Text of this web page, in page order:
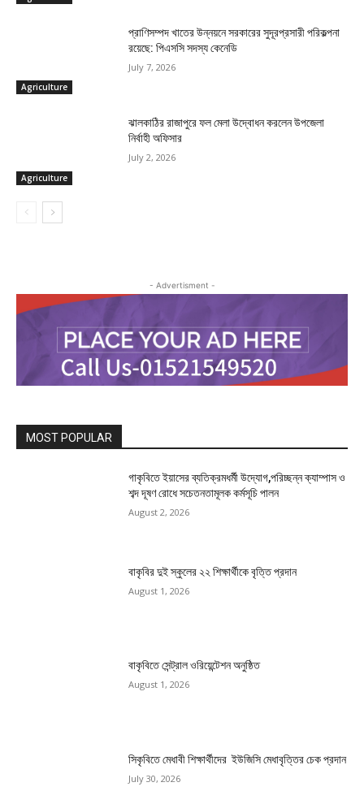
Agriculture
প্রাণিসম্পদ খাতের উন্নয়নে সরকারের সুদূরপ্রসারী পরিকল্পনা
রয়েছে: পিএসসি সদস্য কেনেডি
July 7, 2026
Agriculture
ঝালকাঠির রাজাপুরে ফল মেলা উদ্বোধন করলেন উপজেলা
নির্বাহী অফিসার
July 2, 2026
- Advertisment -
MOST POPULAR
গাকৃবিতে ইয়াসের ব্যতিক্রমধর্মী উদ্যোগ,পরিচ্ছন্ন ক্যাম্পাস ও
শব্দ দূষণ রোধে সচেতনতামূলক কর্মসূচি পালন
August 2, 2026
বাকৃবির দুই স্কুলের ২২ শিক্ষার্থীকে বৃত্তি প্রদান
August 1, 2026
বাকৃবিতে সেন্ট্রাল ওরিয়েন্টেশন অনুষ্ঠিত
August 1, 2026
সিকৃবিতে মেধাবী শিক্ষার্থীদের ইউজিসি মেধাবৃত্তির চেক প্রদান
July 30, 2026